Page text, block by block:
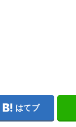
はてブ